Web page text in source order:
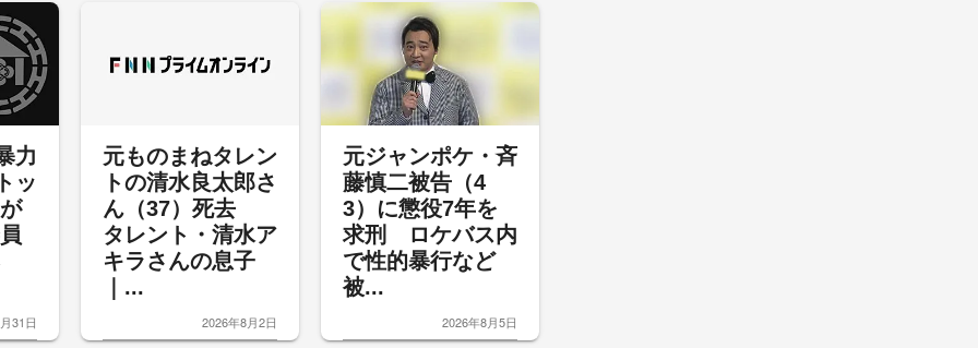
力
ッ
31日
元ものまねタレン
トの清水良太郎さ
ん（37）死去
タレント・清水ア
キラさんの息子
｜...
2026年8月2日
元ジャンポケ・斉
藤慎二被告（4
3）に懲役7年を
求刑 ロケバス内
で性的暴行など
被...
2026年8月5日